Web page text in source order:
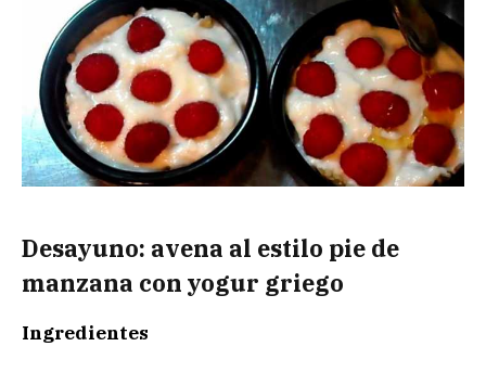
Desayuno: avena al estilo pie de
manzana con yogur griego
Ingredientes